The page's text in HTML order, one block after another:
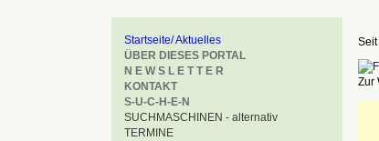
Startseite/ Aktuelles
ÜBER DIESES PORTAL
N E W S L E T T E R
KONTAKT
S-U-C-H-E-N
SUCHMASCHINEN - alternativ
TERMINE
Zur